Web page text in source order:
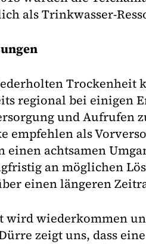
als Trinkwasser-
Trockenheit
regional bei einigen
und Aufrufen
empfehlen als
einen achtsamen
an möglichen
einen längeren
wird wiederkommen
zeigt uns, dass